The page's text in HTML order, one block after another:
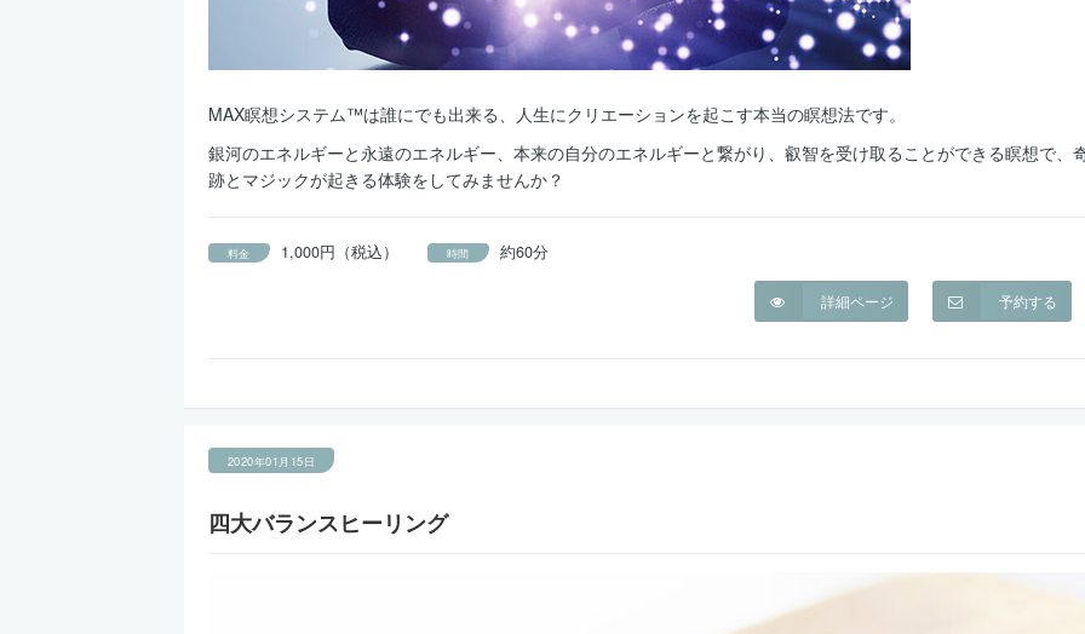
MAX瞑想システム™は誰にでも出来る、人生にクリエーションを起こす本当の瞑想法です。
銀河のエネルギーと永遠のエネルギー、本来の自分のエネルギーと繋がり、叡智を受け取ることができる瞑想で、
跡とマジックが起きる体験をしてみませんか？
料金 1,000円（税込） 時間 約60分
予約する
詳細ページ
2020年01月15日
四大バランスヒーリング